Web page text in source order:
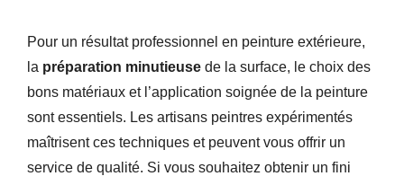
Pour un résultat professionnel en peinture extérieure,
la préparation minutieuse de la surface, le choix des
bons matériaux et l’application soignée de la peinture
sont essentiels. Les artisans peintres expérimentés
maîtrisent ces techniques et peuvent vous offrir un
service de qualité. Si vous souhaitez obtenir un fini